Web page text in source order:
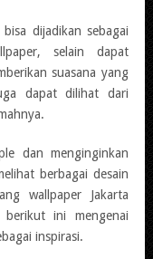
dijadikan sebagai
selain dapat
suasana yang
dapat dilihat dari
dan menginginkan
berbagai desain
wallpaper Jakarta
ini mengenai
inspirasi.